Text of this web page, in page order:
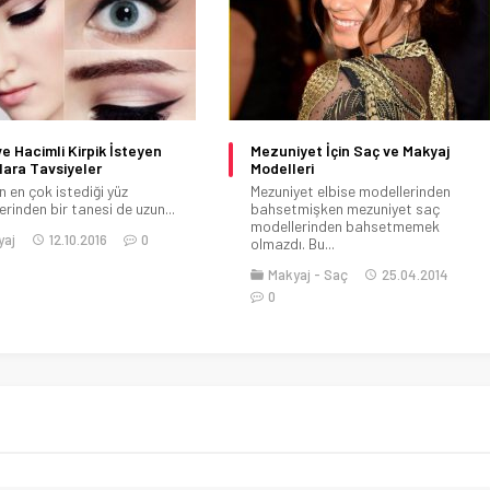
İçin Saç ve Makyaj
elbise modellerinden
mezuniyet saç
Bu...
Esmer Tenli Bayanlar İçin
Mükemmel Ruj Renkleri
Esmer, beyaz, buğday ten renkli
bayanlar için mükemmel ruj rengini...
Makyaj